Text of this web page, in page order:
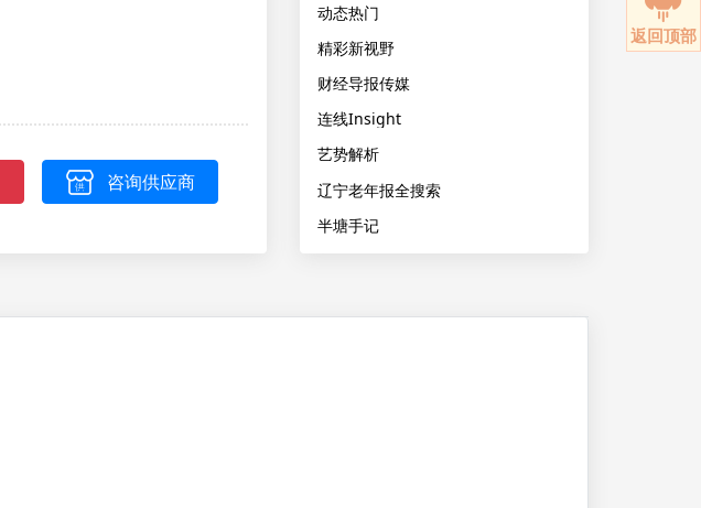
咨询供应商
动态热门
精彩新视野
财经导报传媒
连线Insight
艺势解析
辽宁老年报全搜索
半塘手记
返回顶部